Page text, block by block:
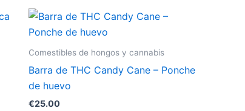
Comestibles de hongos y cannabis
Barra de THC Candy Cane – Ponche
de huevo
€25.00